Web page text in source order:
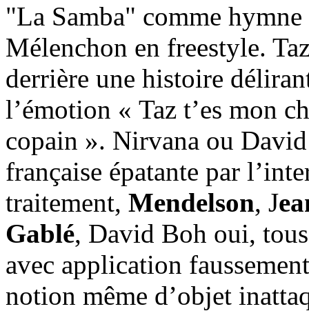
"La Samba" comme
Mélenchon en freestyle.
derrière une histoire
l’émotion « Taz t’es mon
copain ». Nirvana ou
française épatante par
traitement, Mendelson, J
Gablé, David Boh oui,
avec application
notion même d’objet